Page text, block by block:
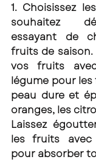
1. Choisissez
souhaitez
essayant de
fruits de saison.
vos fruits
légume pour
peau dure et
oranges, les
Laissez
les fruits
pour absorber